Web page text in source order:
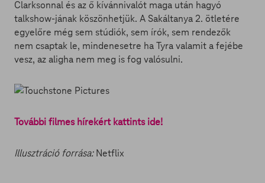
Clarksonnal és az ő kívánnivalót maga után hagyó
talkshow-jának köszönhetjük. A Sakáltanya 2. ötletére
egyelőre még sem stúdiók, sem írók, sem rendezők
nem csaptak le, mindenesetre ha Tyra valamit a fejébe
vesz, az aligha nem meg is fog valósulni.
További filmes hírekért kattints ide!
Illusztráció forrása:Netflix